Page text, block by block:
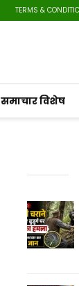
TERMS &
समाचार विशेष